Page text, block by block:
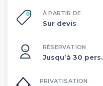
À PARTIR DE
Sur devis
RÉSERVATION
Jusqu’à 30 pers.
PRIVATISATION